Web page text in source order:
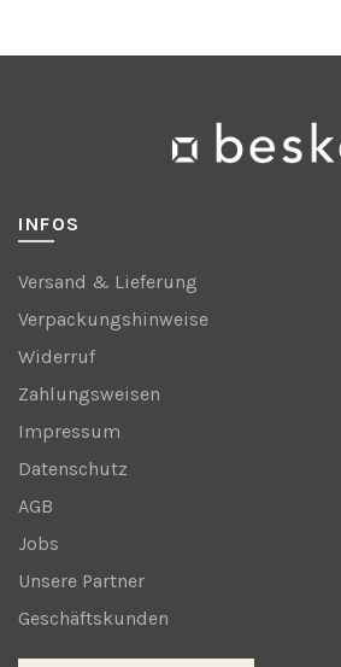
INFOS
Versand & Lieferung
Verpackungshinweise
Widerruf
Zahlungsweisen
Impressum
Datenschutz
AGB
Jobs
Unsere Partner
Geschäftskunden